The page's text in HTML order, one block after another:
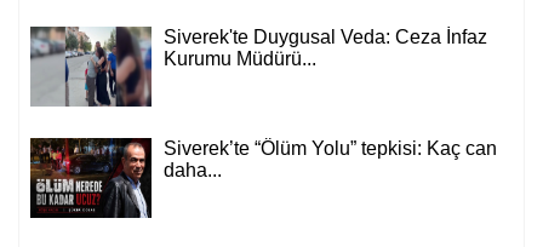
Siverek'te Duygusal Veda: Ceza İnfaz
Kurumu Müdürü...
Siverek’te “Ölüm Yolu” tepkisi: Kaç can
daha...